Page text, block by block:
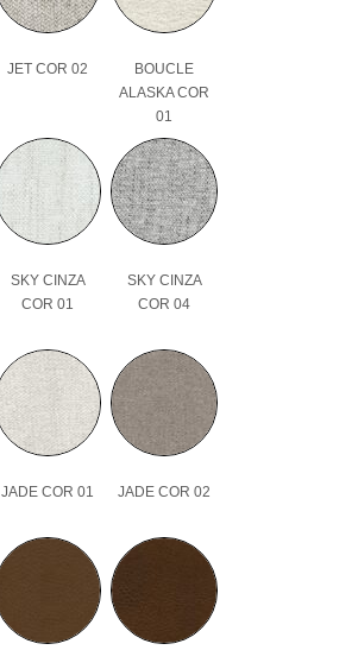
JET COR 02
BOUCLE
ALASKA COR
01
SKY CINZA
COR 01
SKY CINZA
COR 04
JADE COR 01 JADE COR 02